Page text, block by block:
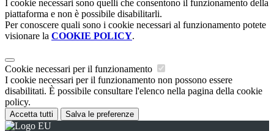
I cookie necessari sono quelli che consentono il funzionamento della
piattaforma e non è possibile disabilitarli.
Per conoscere quali sono i cookie necessari al funzionamento potete
visionare la COOKIE POLICY.
Cookie necessari per il funzionamento
I cookie necessari per il funzionamento non possono essere
disabilitati. È possibile consultare l'elenco nella pagina della cookie
policy.
Accetta tutti Salva le preferenze